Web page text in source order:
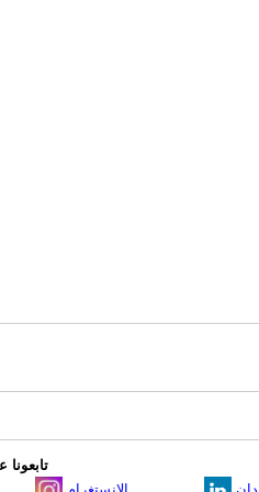
تابعونا